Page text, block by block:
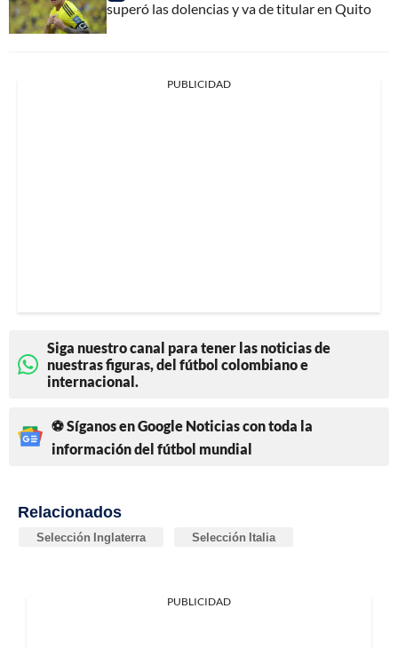
superó las dolencias y va de titular en Quito
PUBLICIDAD
Siga nuestro canal para tener las noticias de
nuestras figuras, del fútbol colombiano e
internacional.
⚽ Síganos en Google Noticias con toda la
información del fútbol mundial
Relacionados
Selección Inglaterra Selección Italia
PUBLICIDAD